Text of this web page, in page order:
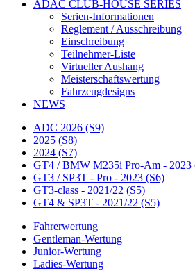
ADAC CLUB-HOUSE SERIES
Serien-Informationen
Reglement / Ausschreibung
Einschreibung
Teilnehmer-Liste
Virtueller Aushang
Meisterschaftswertung
Fahrzeugdesigns
NEWS
ADC 2026 (S9)
2025 (S8)
2024 (S7)
GT4 / BMW M235i Pro-Am - 2023
GT3 / SP3T - Pro - 2023 (S6)
GT3-class - 2021/22 (S5)
GT4 & SP3T - 2021/22 (S5)
Fahrerwertung
Gentleman-Wertung
Junior-Wertung
Ladies-Wertung